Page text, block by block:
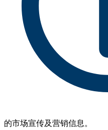
的市场宣传及营销信息。